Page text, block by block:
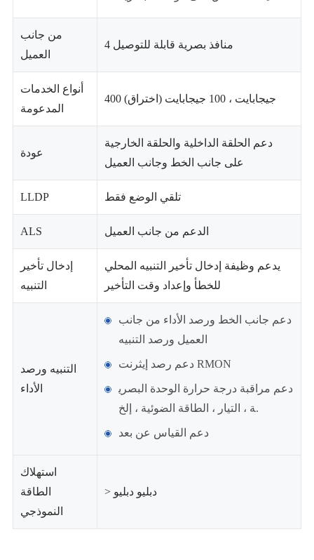
من جانب
العميل
4 منافذ بصرية قابلة للتوصيل
أنواع الخدمات
المدعومة
400 جيجابايت ، 100 جيجابايت (اختراق)
عودة
دعم الحلقة الداخلية والحلقة الخارجية
على جانب الخط وجانب العميل
LLDP تلقي الوضع فقط
ALS الدعم من جانب العميل
إدخال تأخير
التنبيه
يدعم وظيفة إدخال تأخير التنبيه المحلي
للخطأ وإعداد وقت التأخير
التنبيه ورصد
الأداء
دعم جانب الخط ورصد الأداء من جانب
العميل ورصد التنبيه
دعم رصد إيثرنت RMON
دعم مراقبة درجة حرارة الوحدة البصري
ة ، التيار ، الطاقة الضوئية ، إلخ.
دعم القياس عن بعد
استهلاك
الطاقة
النموذجي
> دبليو دبليو